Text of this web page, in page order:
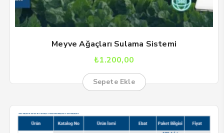
Meyve Ağaçları Sulama Sistemi
₺1.200,00
Sepete Ekle